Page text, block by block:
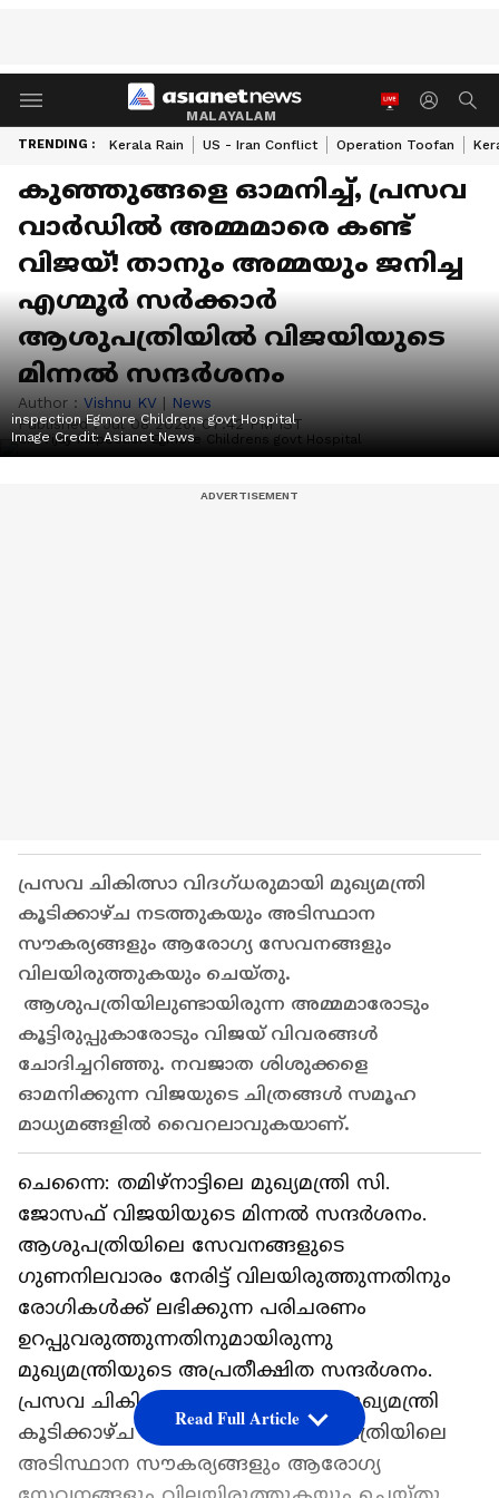
MALAYALAM
TRENDING : Kerala Rain US - Iran Conflict Operation Toofan
കുഞ്ഞുങ്ങളെ ഓമനിച്ച്, പ്രസവ
വാർഡിൽ അമ്മമാരെ കണ്ട്
വിജയ്! താനും അമ്മയും ജനിച്ച
എഗ്മൂർ സർക്കാർ
ആശുപത്രിയിൽ വിജയിയുടെ
മിന്നൽ സന്ദർശനം
Author : Vishnu KV | News
Published :Jul 08 2026, 07:42 PM IST
inspection Egmore Childrens govt Hospital
Image Credit:Asianet News
പ്രസവ ചികിത്സാ വിദഗ്ധരുമായി മുഖ്യമന്ത്രി
കൂടിക്കാഴ്ച നടത്തുകയും അടിസ്ഥാന
സൗകര്യങ്ങളും ആരോഗ്യ സേവനങ്ങളും
വിലയിരുത്തുകയും ചെയ്തു.
ആശുപത്രിയിലുണ്ടായിരുന്ന അമ്മമാരോടും
കൂട്ടിരുപ്പുകാരോടും വിജയ് വിവരങ്ങൾ
ചോദിച്ചറിഞ്ഞു. നവജാത ശിശുക്കളെ
ഓമനിക്കുന്ന വിജയുടെ ചിത്രങ്ങൾ സമൂഹ
മാധ്യമങ്ങളിൽ വൈറലാവുകയാണ്.
ചെന്നൈ: തമിഴ്നാട്ടിലെ മുഖ്യമന്ത്രി സി.
ജോസഫ് വിജയിയുടെ മിന്നൽ സന്ദർശനം.
ആശുപത്രിയിലെ സേവനങ്ങളുടെ
ഗുണനിലവാരം നേരിട്ട് വിലയിരുത്തുന്നതിനും
രോഗികൾക്ക് ലഭിക്കുന്ന പരിചരണം
ഉറപ്പുവരുത്തുന്നതിനുമായിരുന്നു
മുഖ്യമന്ത്രിയുടെ അപ്രതീക്ഷിത സന്ദർശനം.
പ്രസവ ചികിത്സാ വിദഗ്ധരുമായി മുഖ്യമന്ത്രി
കൂടിക്കാഴ്ച നടത്തുകയും ആശുപത്രിയിലെ
അടിസ്ഥാന സൗകര്യങ്ങളും ആരോഗ്യ
Read Full Article